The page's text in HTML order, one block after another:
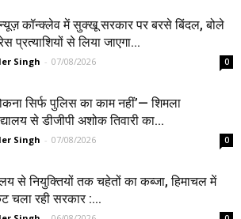
न्यूज़ कॉन्क्लेव में सुक्खू सरकार पर बरसे बिंदल, बोले
प्रत्याशियों से लिया जाएगा...
Singh - 07/08/2026 0
सिर्फ पुलिस का काम नहीं’— शिमला
से डीजीपी अशोक तिवारी का...
Singh - 07/08/2026 0
से नियुक्तियों तक चहेतों का कब्जा, हिमाचल में
चला रही सरकार :...